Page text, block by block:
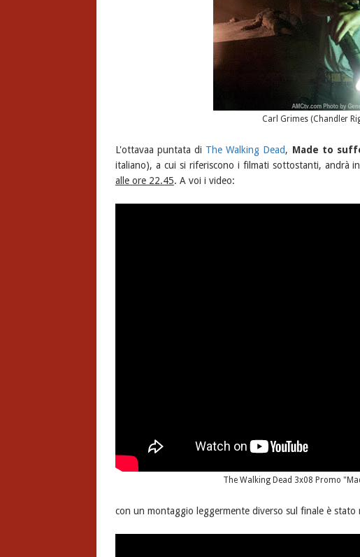
Carl Grimes (Chandler
L'ottavaa puntata di The Walking Dead, Made to
italiano), a cui si riferiscono i filmati sottostanti, andrà
alle ore 22.45. A voi i video:
The Walking Dead 3x08 Promo
con un montaggio leggermente diverso sul finale è stato